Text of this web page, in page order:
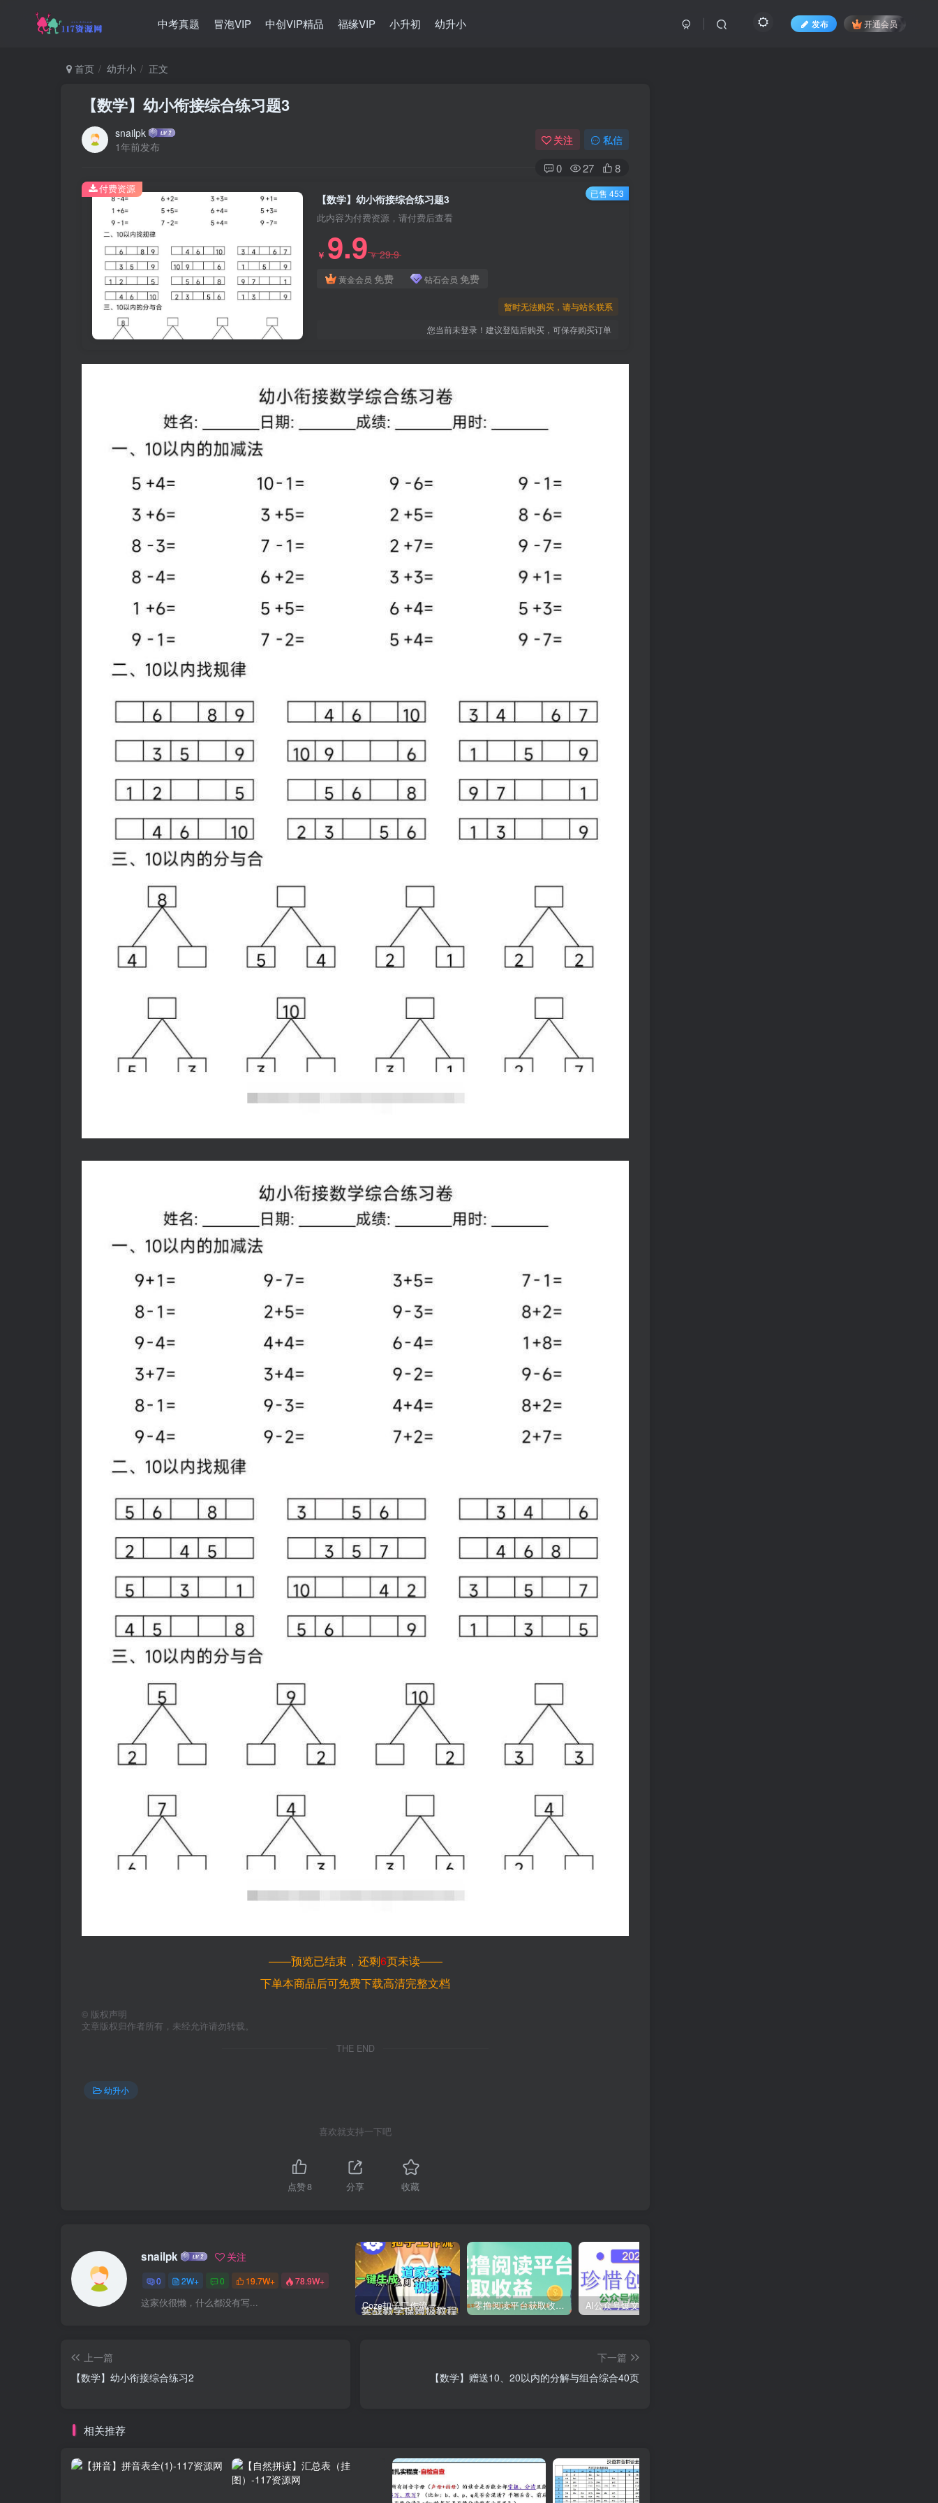
中考真题 冒泡VIP 中创VIP精品 福缘VIP 小升初 幼升小 发布 开通会员
首页 幼升小 正文
【数学】幼小衔接综合练习题3
snailpk
1年前发布
关注 私信
0 27 8
【数学】幼小衔接综合练习题3
此内容为付费资源，请付费后查看
￥ 9.9￥29.9
黄金会员 免费 钻石会员 免费
暂时无法购买，请与站长联系
您当前未登录！建议登陆后购买，可保存购买订单
付费资源 已售 453
——预览已结束，还剩6页未读——
下单本商品后可免费下载高清完整文档
© 版权声明
文章版权归作者所有，未经允许请勿转载。
THE END
幼升小
喜欢就支持一下吧
点赞8 分享 收藏
snailpk 关注
0 2W+ 0 19.7W+ 78.9W+
这家伙很懒，什么都没有写... Coze扣子工作流一键生成道家玄学短视频，实战保姆级教程 零撸阅读平台获取收益，最新无门槛平台，一部手机即可操作，单日收益50-3张【揭秘】
上一篇
【数学】幼小衔接综合练习2
下一篇
【数学】赠送10、20以内的分解与组合综合40页
相关推荐